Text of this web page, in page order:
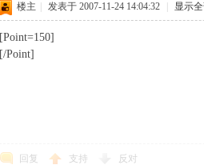
楼主 发表于 2007-11-24 14:04:32 显示
[Point=150]
[/Point]
回复 支持 反对